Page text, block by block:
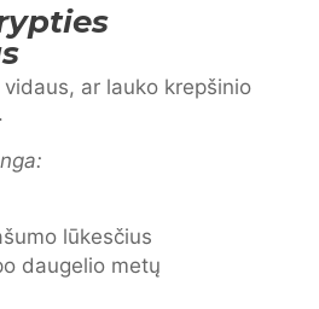
ar lauko krepšinio
lūkesčius
daugelio metų